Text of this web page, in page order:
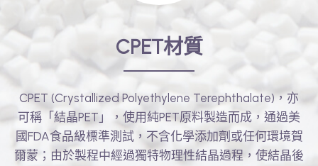
CPET材質
CPET (Crystallized Polyethylene Terephthalate)，亦
可稱「結晶PET」，使用純PET原料製造而成，通過美
國FDA食品級標準測試，不含化學添加劑或任何環境賀
爾蒙；由於製程中經過獨特物理性結晶過程，使結晶後